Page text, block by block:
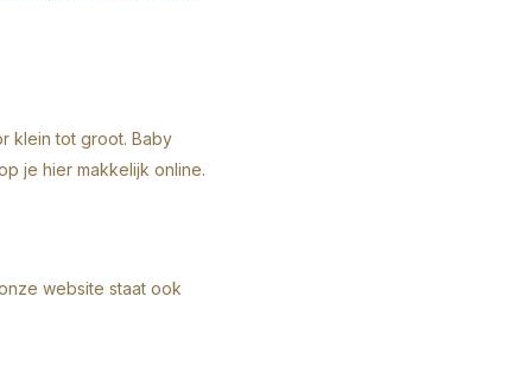
klein tot groot. Baby
je hier makkelijk online.
website staat ook